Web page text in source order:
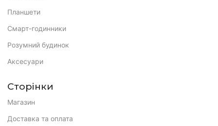
Планшети
Смарт-годинники
Розумний будинок
Аксесуари
Сторінки
Магазин
Доставка та оплата